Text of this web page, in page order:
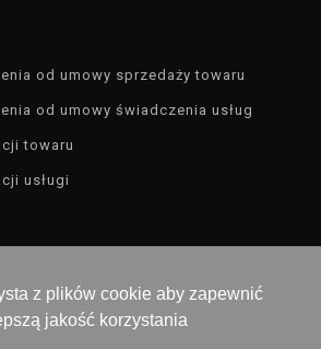
od umowy sprzedaży towaru
od umowy świadczenia usług
towaru
usługi
z o.o. , ul. Czarodzieja 16 , 03-116
z plików cookie aby zapewnić
jakość korzystania